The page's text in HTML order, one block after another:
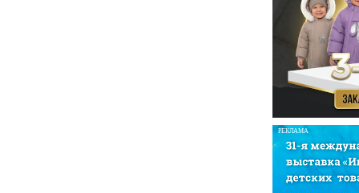
РЕКЛАМА